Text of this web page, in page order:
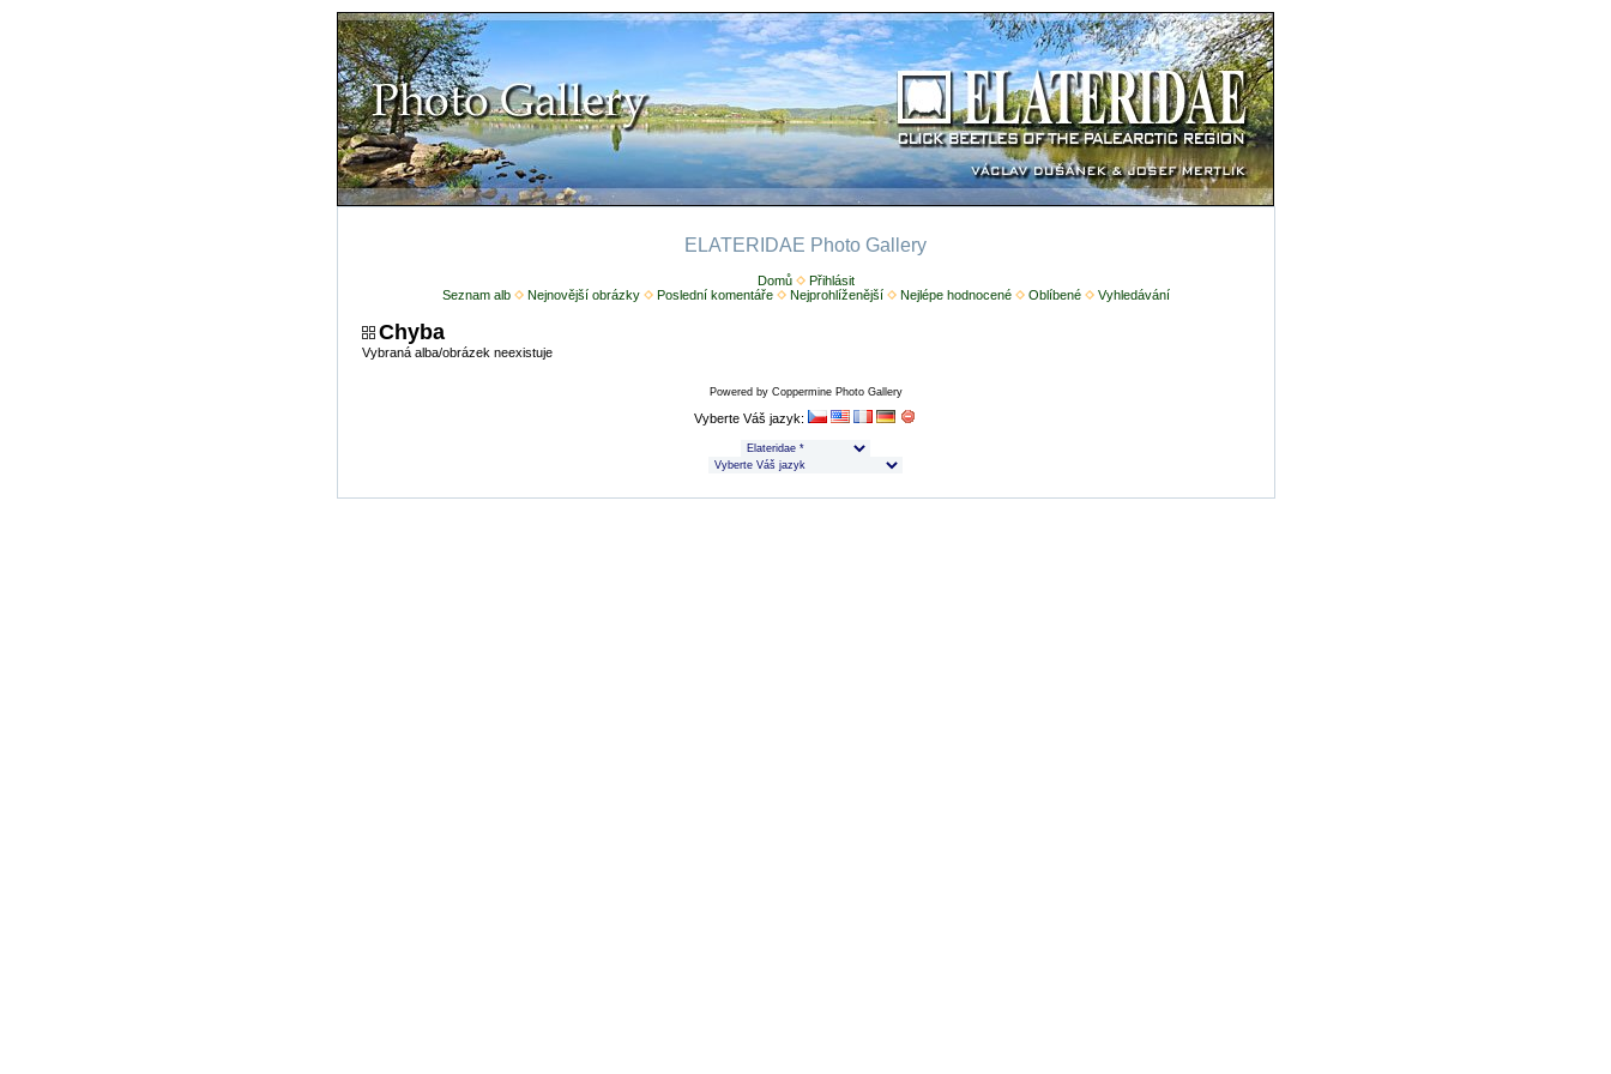
ELATERIDAE Photo Gallery
Domů
Přihlásit
Seznam alb
Nejnovější obrázky Poslední komentáře Nejprohlíženější Nejlépe hodnocené Oblíbené Vyhledávání
Chyba
Vybraná alba/obrázek neexistuje
Powered by Coppermine Photo Gallery
Vyberte Váš jazyk: